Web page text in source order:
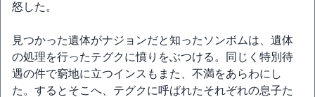
怒した。
見つかった遺体がナジョンだと知ったソンボムは、遺体
の処理を行ったテグクに憤りをぶつける。同じく特別待
遇の件で窮地に立つインスもまた、不満をあらわにし
た。するとそこへ、テグクに呼ばれたそれぞれの息子た